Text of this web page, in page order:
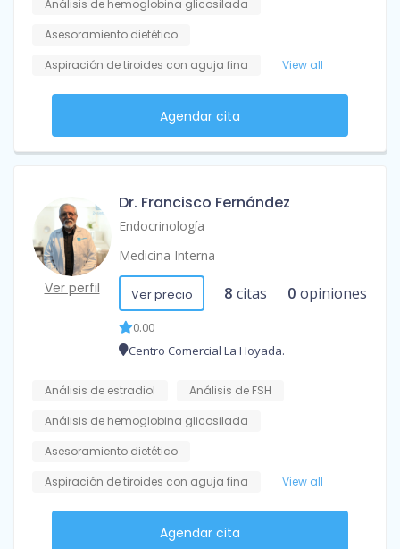
Análisis de hemoglobina glicosilada
Asesoramiento dietético
Aspiración de tiroides con aguja fina
View all
Agendar cita
Ver perfil
Dr. Francisco Fernández
Endocrinología
Medicina Interna
Ver precio 8 citas 0 opiniones
0.00
Centro Comercial La Hoyada.
Análisis de estradiol
Análisis de FSH
Análisis de hemoglobina glicosilada
Asesoramiento dietético
Aspiración de tiroides con aguja fina
View all
Agendar cita